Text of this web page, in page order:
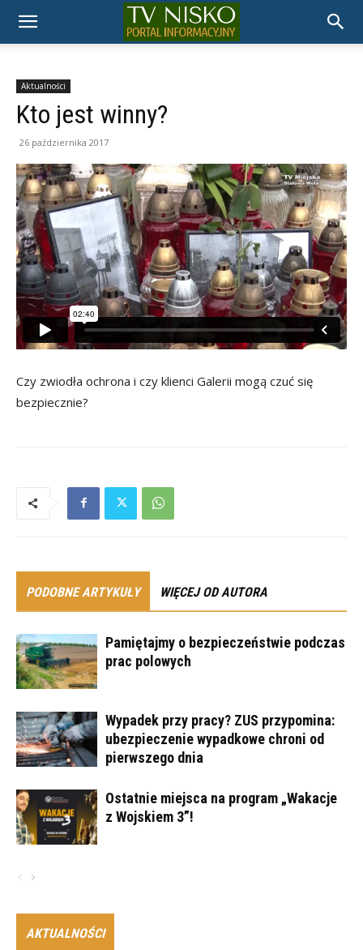
TELEWIZJA
NISKO
Aktualności
Kto jest winny?
26 października 2017
Czy zwiodła ochrona i czy klienci Galerii mogą czuć się
bezpiecznie?
PODOBNE ARTYKUŁY WIĘCEJ OD AUTORA
Pamiętajmy o bezpieczeństwie podczas
prac polowych
Wypadek przy pracy? ZUS przypomina:
ubezpieczenie wypadkowe chroni od
pierwszego dnia
Ostatnie miejsca na program „Wakacje
z Wojskiem 3”!
AKTUALNOŚCI